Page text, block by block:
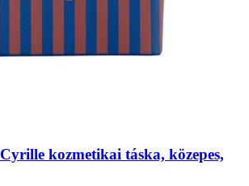
Cyrille kozmetikai táska, közepes,